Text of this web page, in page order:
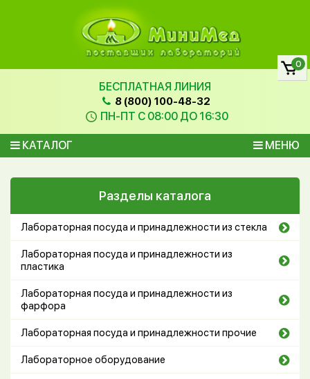
БЕСПЛАТНАЯ ЛИНИЯ
8 (800) 100-48-32
ПН-ПТ С 08:00 ДО 16:30
КАТАЛОГ МЕНЮ
0
Разделы каталога
Лабораторная посуда и принадлежности из стекла
Лабораторная посуда и принадлежности из
пластика
Лабораторная посуда и принадлежности из
фарфора
Лабораторная посуда и принадлежности прочие
Лабораторное оборудование